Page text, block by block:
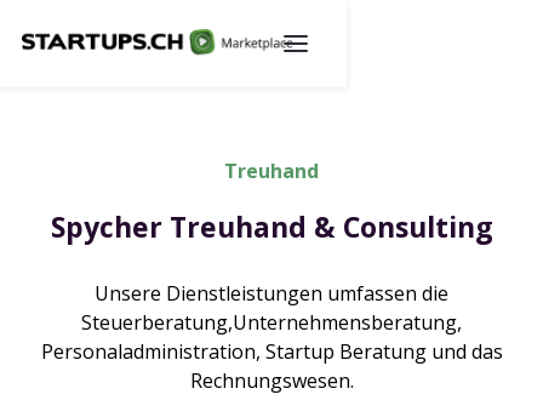
Treuhand
Spycher Treuhand & Consulting
Unsere Dienstleistungen umfassen die
Steuerberatung,Unternehmensberatung,
Personaladministration, Startup Beratung und das
Rechnungswesen.